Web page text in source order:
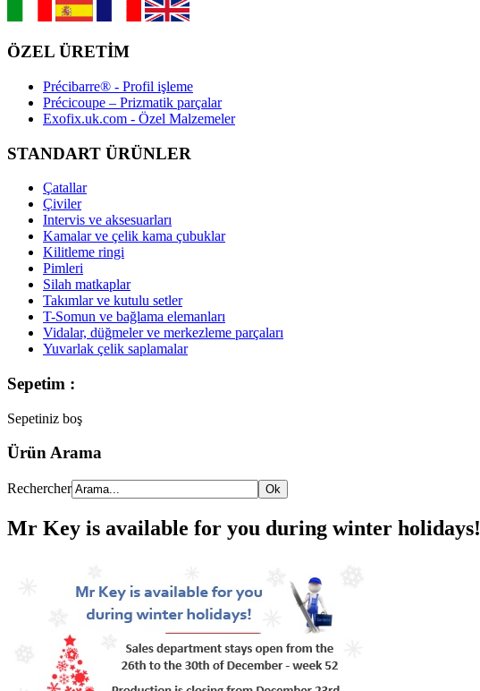
ÖZEL ÜRETİM
Précibarre® - Profil işleme
Précicoupe – Prizmatik parçalar
Exofix.uk.com - Özel Malzemeler
STANDART ÜRÜNLER
Çatallar
Çiviler
Intervis ve aksesuarları
Kamalar ve çelik kama çubuklar
Kilitleme ringi
Pimleri
Silah matkaplar
Takımlar ve kutulu setler
T-Somun ve bağlama elemanları
Vidalar, düğmeler ve merkezleme parçaları
Yuvarlak çelik saplamalar
Sepetim :
Sepetiniz boş
Ürün Arama
Rechercher
Mr Key is available for you during winter holidays!